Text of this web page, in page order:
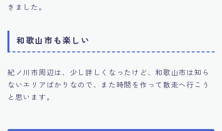
きました。
和歌山市も楽しい
紀ノ川市周辺は、少し詳しくなったけど、和歌山市は知ら
ないエリアばかりなので、また時間を作って散走へ行こう
と思います。